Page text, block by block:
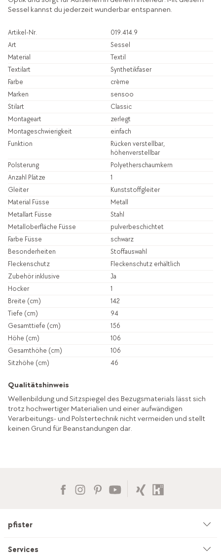
Sessel kannst du jederzeit wunderbar entspannen.
Artikel-Nr.
019.414.9
Art
Sessel
Material
Textil
Textilart
Synthetikfaser
Farbe
crème
Marken
sensoo
Stilart
Classic
Montageart
zerlegt
Montageschwierigkeit
einfach
Funktion
Rücken verstellbar,
höhenverstellbar
Polsterung
Polyetherschaumkern
Anzahl Plätze
1
Gleiter
Kunststoffgleiter
Material Füsse
Metall
Metallart Füsse
Stahl
Metalloberfläche Füsse
pulverbeschichtet
Farbe Füsse
schwarz
Besonderheiten
Stoffauswahl
Fleckenschutz
Fleckenschutz erhältlich
Zubehör inklusive
Ja
Hocker
1
Breite (cm)
142
Tiefe (cm)
94
Gesamttiefe (cm)
156
Höhe (cm)
106
Gesamthöhe (cm)
106
Sitzhöhe (cm)
46
Qualitätshinweis
Wellenbildung und Sitzspiegel des Bezugsmaterials lässt sich
trotz hochwertiger Materialien und einer aufwändigen
Verarbeitungs- und Polstertechnik nicht vermeiden und stellt
keinen Grund für Beanstandungen dar.
pfister
Unternehmen
Services